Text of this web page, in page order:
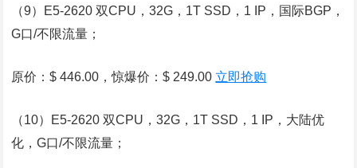
（9）E5-2620 双CPU，32G，1T SSD，1 IP，国际BGP，
G口/不限流量；
原价：$ 446.00，惊爆价：$ 249.00 立即抢购
（10）E5-2620 双CPU，32G，1T SSD，1 IP，大陆优
化，G口/不限流量；